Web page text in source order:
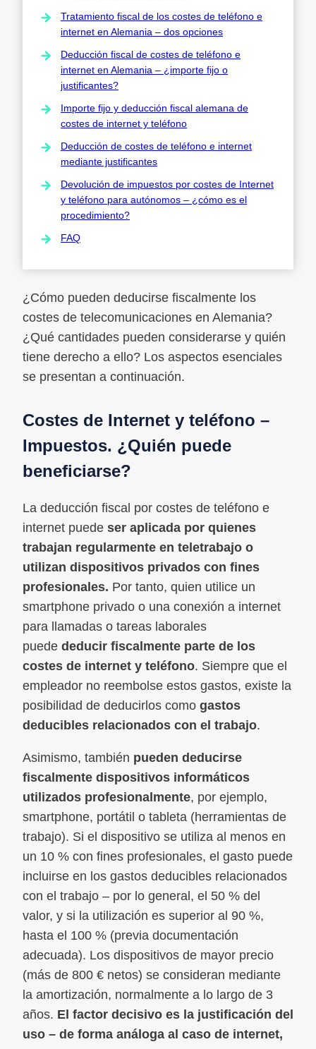
Tratamiento fiscal de los costes de teléfono e
internet en Alemania – dos opciones
Deducción fiscal de costes de teléfono e
internet en Alemania – ¿importe fijo o
justificantes?
Importe fijo y deducción fiscal alemana de
costes de internet y teléfono
Deducción de costes de teléfono e internet
mediante justificantes
Devolución de impuestos por costes de Internet
y teléfono para autónomos – ¿cómo es el
procedimiento?
FAQ
¿Cómo pueden deducirse fiscalmente los
costes de telecomunicaciones en Alemania?
¿Qué cantidades pueden considerarse y quién
tiene derecho a ello? Los aspectos esenciales
se presentan a continuación.
Costes de Internet y teléfono –
Impuestos. ¿Quién puede
beneficiarse?
La deducción fiscal por costes de teléfono e
internet puede ser aplicada por quienes
trabajan regularmente en teletrabajo o
utilizan dispositivos privados con fines
profesionales. Por tanto, quien utilice un
smartphone privado o una conexión a internet
para llamadas o tareas laborales
puede deducir fiscalmente parte de los
costes de internet y teléfono. Siempre que el
empleador no reembolse estos gastos, existe la
posibilidad de deducirlos como gastos
deducibles relacionados con el trabajo.
Asimismo, también pueden deducirse
fiscalmente dispositivos informáticos
utilizados profesionalmente, por ejemplo,
smartphone, portátil o tableta (herramientas de
trabajo). Si el dispositivo se utiliza al menos en
un 10 % con fines profesionales, el gasto puede
incluirse en los gastos deducibles relacionados
con el trabajo – por lo general, el 50 % del
valor, y si la utilización es superior al 90 %,
hasta el 100 % (previa documentación
adecuada). Los dispositivos de mayor precio
(más de 800 € netos) se consideran mediante
la amortización, normalmente a lo largo de 3
años. El factor decisivo es la justificación del
uso – de forma análoga al caso de internet,